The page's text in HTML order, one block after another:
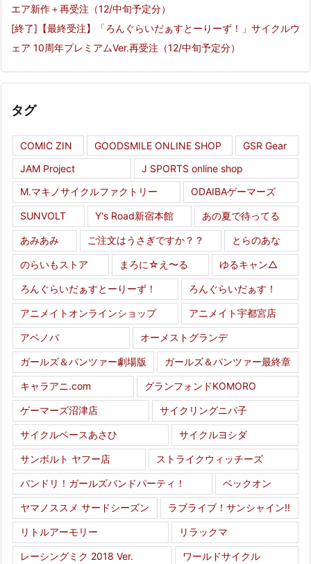
エア新作＋再受注（12/中旬予定分）
[終了]【最終受注】「ろんぐらいだぁすとーりーず！」サイクルウ
ェア 10周年プレミアムVer.再受注（12/中旬予定分）
タグ
COMIC ZIN GOODSMILE ONLINE SHOP
GSR Gear
JAM Project
J SPORTS online shop
M.マキノサイクルファクトリー
ODAIBAゲーマーズ
SUNVOLT Y's Road新宿本館 あの夏で待ってる
あみあみ ご注文はうさぎですか？？ とらのあな
のらいもストア まろに☆え〜る ゆるキャン△
ろんぐらいだぁすとーりーず！ ろんぐらいだぁす！
アニメイトオンラインショップ アニメイト宇都宮店
アベノバ オーメストグランデ
ガールズ＆パンツァー劇場版 ガールズ＆パンツァー最終章
キャラアニ.com グランフォンドKOMORO
ゲーマーズ沼津店 サイクリングニパ子
サイクルベースあさひ サイクルヨシダ
サンボルト ヤフー店 ストライクウィッチーズ
バンドリ！ガールズバンドパーティ！ ベックオン
ヤマノススメ サードシーズン ラブライブ！サンシャイン!!
リトルアーモリー リラックマ
レーシングミク 2018 Ver. ワールドサイクル